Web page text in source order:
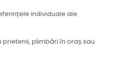
individuale ale
plimbări în oraș sau